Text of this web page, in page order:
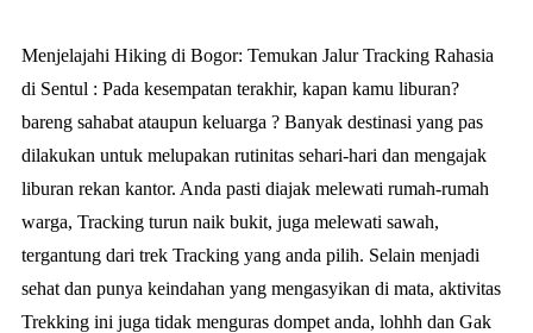
Menjelajahi Hiking di Bogor: Temukan Jalur Tracking Rahasia
di Sentul : Pada kesempatan terakhir, kapan kamu liburan?
bareng sahabat ataupun keluarga ? Banyak destinasi yang pas
dilakukan untuk melupakan rutinitas sehari-hari dan mengajak
liburan rekan kantor. Anda pasti diajak melewati rumah-rumah
warga, Tracking turun naik bukit, juga melewati sawah,
tergantung dari trek Tracking yang anda pilih. Selain menjadi
sehat dan punya keindahan yang mengasyikan di mata, aktivitas
Trekking ini juga tidak menguras dompet anda, lohhh dan Gak